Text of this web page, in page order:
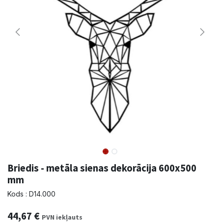
Briedis - metāla sienas dekorācija 600x500
mm
Kods : D14.000
44,67 € PVN iekļauts